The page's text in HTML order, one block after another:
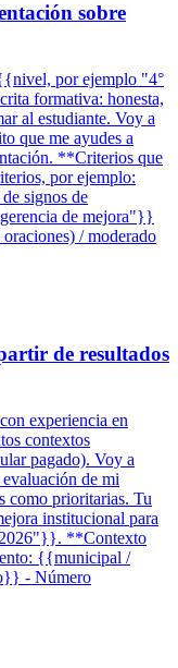
sobre
por ejemplo "4°
formativa: honesta,
al estudiante. Voy a
que me ayudes a
**Criterios que
por ejemplo:
signos de
de mejora"}}
/ moderado
de resultados
experiencia en
contextos
pagado). Voy a
de mi
como prioritarias. Tu
institucional para
2026"}}. **Contexto
{{municipal /
- Número